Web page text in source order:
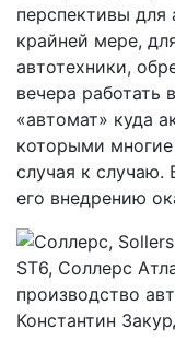
перспективы
крайней мере,
автотехники,
вечера работать
«автомат» куда
которыми
случая к случаю.
его внедрению